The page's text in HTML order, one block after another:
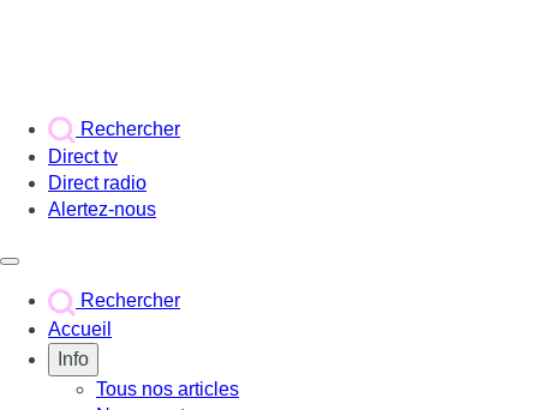
Rechercher
Direct tv
Direct radio
Alertez-nous
Rechercher
Accueil
Info
Tous nos articles